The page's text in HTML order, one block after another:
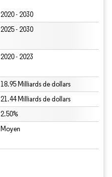
2020 - 2030
2025 - 2030
2020 - 2023
18.95 Milliards de dollars
21.44 Milliards de dollars
2.50%
Moyen